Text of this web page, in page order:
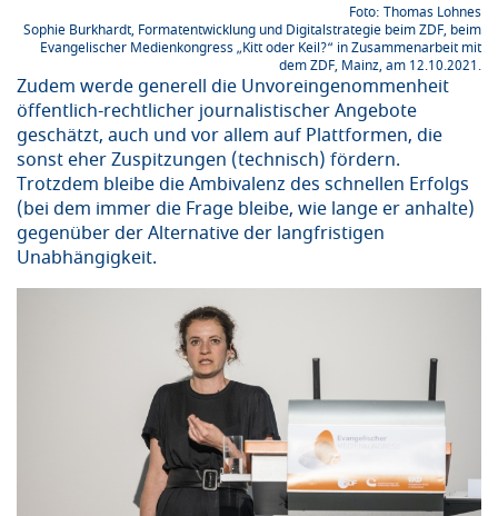
Thomas Lohnes
Sophie Burkhardt, Formatentwicklung und Digitalstrategie beim ZDF, beim
Evangelischer Medienkongress „Kitt oder Keil?“ in Zusammenarbeit mit
dem ZDF, Mainz, am 12.10.2021.
Zudem werde generell die Unvoreingenommenheit
öffentlich-rechtlicher journalistischer Angebote
geschätzt, auch und vor allem auf Plattformen, die
sonst eher Zuspitzungen (technisch) fördern.
Trotzdem bleibe die Ambivalenz des schnellen Erfolgs
(bei dem immer die Frage bleibe, wie lange er anhalte)
gegenüber der Alternative der langfristigen
Unabhängigkeit.